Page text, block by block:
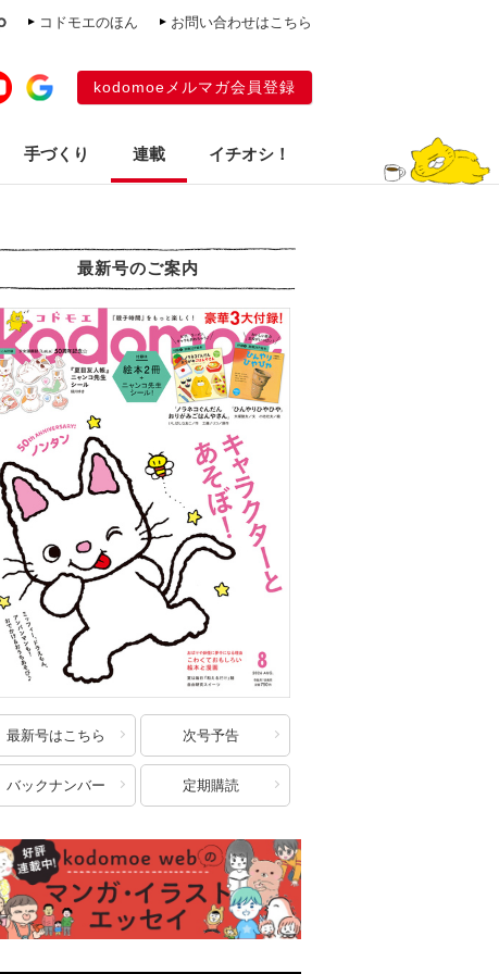
コドモエのほん お問い合わせはこちら
kodomoeメルマガ会員登録
手づくり 連載 イチオシ！
最新号のご案内
最新号はこちら 次号予告
バックナンバー 定期購読